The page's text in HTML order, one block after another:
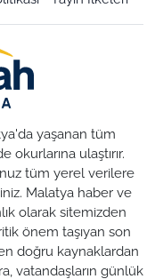
yaşanan tüm
okurlarına ulaştırır.
tüm yerel verilere
Malatya haber ve
olarak sitemizden
önem taşıyan son
doğru kaynaklardan
vatandaşların günlük